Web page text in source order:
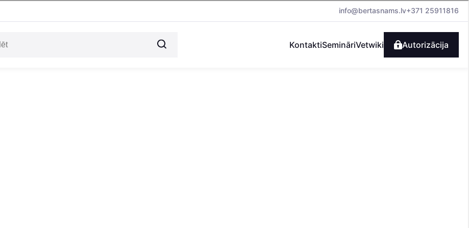
info@bertasnams.lv+371 25911816
KontaktiSemināriVetwiki Autorizācija